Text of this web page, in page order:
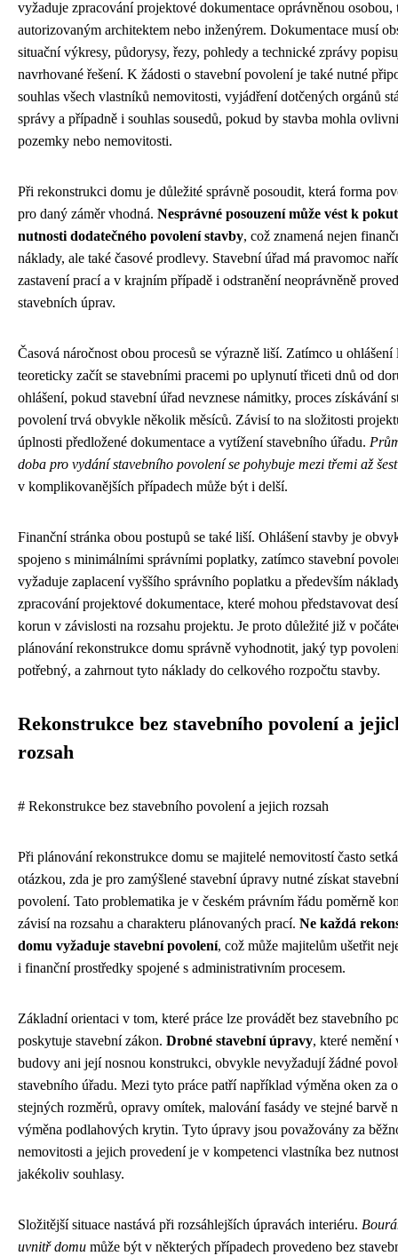
vyžaduje zpracování projektové dokumentace oprávněnou osobou,
autorizovaným architektem nebo inženýrem. Dokumentace musí
situační výkresy, půdorysy, řezy, pohledy a technické zprávy
navrhované řešení. K žádosti o stavební povolení je také nutné
souhlas všech vlastníků nemovitosti, vyjádření dotčených orgánů
správy a případně i souhlas sousedů, pokud by stavba mohla
pozemky nebo nemovitosti.
Při rekonstrukci domu je důležité správně posoudit, která forma
pro daný záměr vhodná. Nesprávné posouzení může vést k
nutnosti dodatečného povolení stavby, což znamená nejen
náklady, ale také časové prodlevy. Stavební úřad má pravomoc
zastavení prací a v krajním případě i odstranění neoprávněně
stavebních úprav.
Časová náročnost obou procesů se výrazně liší. Zatímco u ohlášení
teoreticky začít se stavebními pracemi po uplynutí třiceti dnů od
ohlášení, pokud stavební úřad nevznese námitky, proces získávání
povolení trvá obvykle několik měsíců. Závisí to na složitosti
úplnosti předložené dokumentace a vytížení stavebního úřadu.
doba pro vydání stavebního povolení se pohybuje mezi třemi až
v komplikovanějších případech může být i delší.
Finanční stránka obou postupů se také liší. Ohlášení stavby je
spojeno s minimálními správními poplatky, zatímco stavební
vyžaduje zaplacení vyššího správního poplatku a především
zpracování projektové dokumentace, které mohou představovat
korun v závislosti na rozsahu projektu. Je proto důležité již v
plánování rekonstrukce domu správně vyhodnotit, jaký typ
potřebný, a zahrnout tyto náklady do celkového rozpočtu stavby.
Rekonstrukce bez stavebního povolení a
rozsah
# Rekonstrukce bez stavebního povolení a jejich rozsah
Při plánování rekonstrukce domu se majitelé nemovitostí často
otázkou, zda je pro zamýšlené stavební úpravy nutné získat stavební
povolení. Tato problematika je v českém právním řádu poměrně
závisí na rozsahu a charakteru plánovaných prací. Ne každá
domu vyžaduje stavební povolení, což může majitelům ušetřit
i finanční prostředky spojené s administrativním procesem.
Základní orientaci v tom, které práce lze provádět bez stavebního
poskytuje stavební zákon. Drobné stavební úpravy, které nemění
budovy ani její nosnou konstrukci, obvykle nevyžadují žádné
stavebního úřadu. Mezi tyto práce patří například výměna oken za
stejných rozměrů, opravy omítek, malování fasády ve stejné barvě
výměna podlahových krytin. Tyto úpravy jsou považovány za
nemovitosti a jejich provedení je v kompetenci vlastníka bez
jakékoliv souhlasy.
Složitější situace nastává při rozsáhlejších úpravách interiéru.
uvnitř domu může být v některých případech provedeno bez